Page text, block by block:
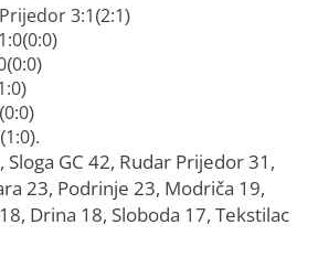
3:1(2:1)
Sloga GC 42, Rudar Prijedor 31,
23, Podrinje 23, Modriča 19,
Drina 18, Sloboda 17, Tekstilac